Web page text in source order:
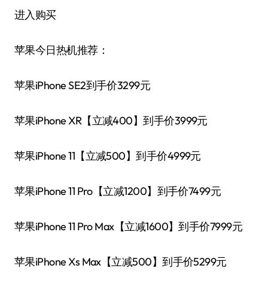
进入购买
苹果今日热机推荐：
苹果iPhone SE2到手价3299元
苹果iPhone XR【立减400】到手价3999元
苹果iPhone 11【立减500】到手价4999元
苹果iPhone 11 Pro【立减1200】到手价7499元
苹果iPhone 11 Pro Max【立减1600】到手价7999元
苹果iPhone Xs Max【立减500】到手价5299元